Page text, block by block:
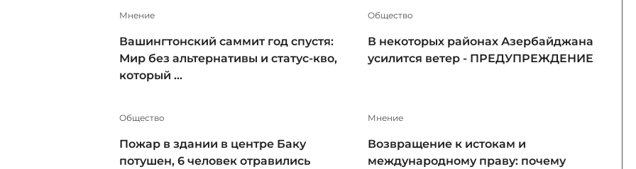
Мнение
Вашингтонский саммит год спустя:
Мир без альтернативы и статус-кво,
который ...
Общество
В некоторых районах Азербайджана
усилится ветер - ПРЕДУПРЕЖДЕНИЕ
Общество
Пожар в здании в центре Баку
потушен, 6 человек отравились
Мнение
Возвращение к истокам и
международному праву: почему